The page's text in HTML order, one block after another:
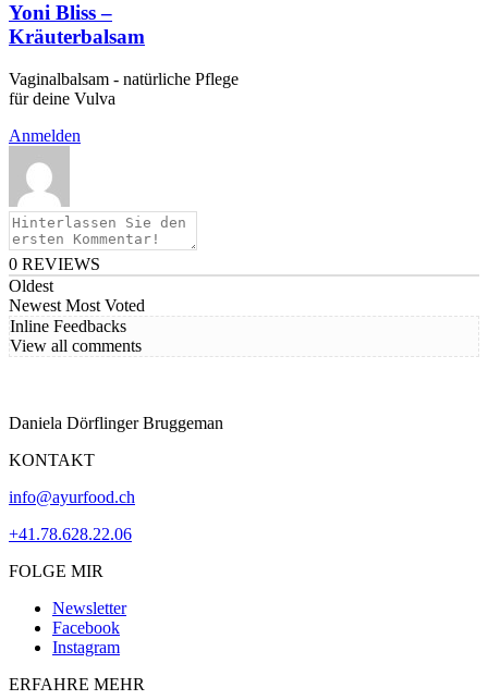
Yoni Bliss –
Kräuterbalsam
Vaginalbalsam - natürliche Pflege
für deine Vulva
Anmelden
0 REVIEWS
Oldest
Newest Most Voted
Inline Feedbacks
View all comments
Daniela Dörflinger Bruggeman
KONTAKT
info@ayurfood.ch
+41.78.628.22.06
FOLGE MIR
Newsletter
Facebook
Instagram
ERFAHRE MEHR